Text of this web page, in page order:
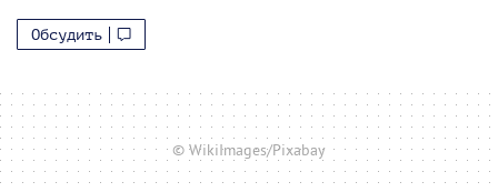
Обсудить
© WikiImages/Pixabay